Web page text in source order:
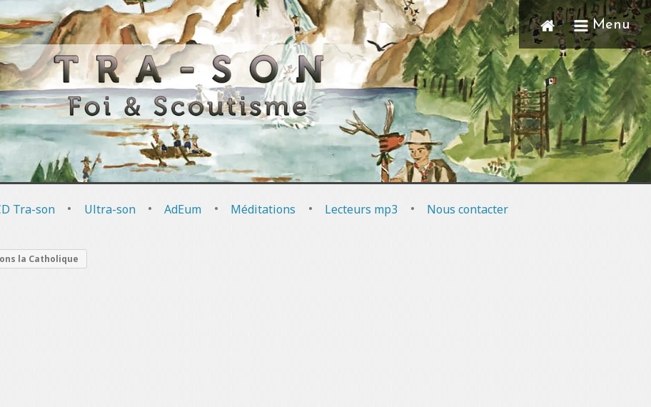
Menu
Tra-son • Ultra-son • AdEum • Méditations • Lecteurs mp3 • Nous contacter
la Catholique